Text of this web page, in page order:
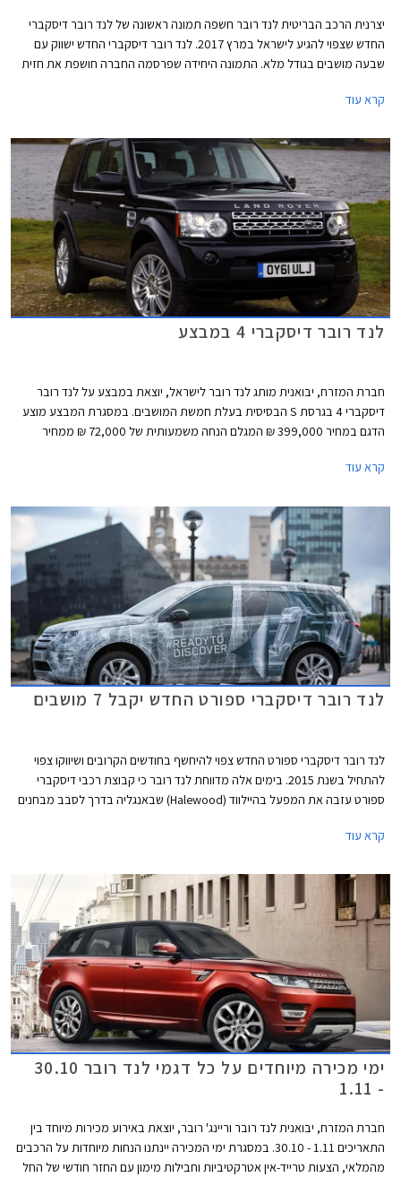
יצרנית הרכב הבריטית לנד רובר חשפה תמונה ראשונה של לנד רובר דיסקברי
החדש שצפוי להגיע לישראל במרץ 2017. לנד רובר דיסקברי החדש ישווק עם
שבעה מושבים בגודל מלא. התמונה היחידה שפרסמה החברה חושפת את חזית
יום LED. הגריל התכנס לטובת כונסי אוויר מוגדלים ופגוש מאסיבי מבעבר,
דיסקברי הנוכחי. הקו העיצובי החדש תואם את שפת העיצוב שהוצגה עם לנד
רובר דיסקברי ספורט החדש.
קרא עוד
לנד רובר דיסקברי 4 במבצע
חברת המזרח, יבואנית מותג לנד רובר לישראל, יוצאת במבצע על לנד רובר
דיסקברי 4 בגרסת S הבסיסית בעלת חמשת המושבים. במסגרת המבצע מוצע
הדגם במחיר 399,000 ₪ המגלם הנחה משמעותית של 72,000 ₪ ממחיר
קרא עוד
לנד רובר דיסקברי ספורט החדש יקבל 7 מושבים
לנד רובר דיסקברי ספורט החדש צפוי להיחשף בחודשים הקרובים ושיווקו צפוי
להתחיל בשנת 2015. בימים אלה מדווחת לנד רובר כי קבוצת רכבי דיסקברי
ספורט עזבה את המפעל בהיילווד (Halewood) שבאנגליה בדרך לסבב מבחנים
שעוצבה על מנת לחשוף פרט נוסף אודות הרכב החדש - שורת מושבים שלישית
קרא עוד
ימי מכירה מיוחדים על כל דגמי לנד רובר 30.10
- 1.11
חברת המזרח, יבואנית לנד רובר וריינג' רובר, יוצאת באירוע מכירות מיוחד בין
התאריכים 1.11 - 30.10. במסגרת ימי המכירה יינתנו הנחות מיוחדות על הרכבים
מהמלאי, הצעות טרייד-אין אטרקטיביות וחבילות מימון עם החזר חודשי של החל